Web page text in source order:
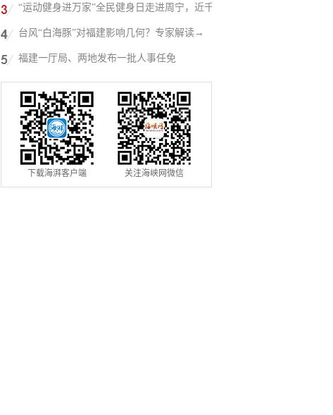
“运动健身进万家”全民健身日走进周宁，近千
人徒步云端
台风“白海豚”对福建影响几何？专家解读→
福建一厅局、两地发布一批人事任免
下载海湃客户端 关注海峡网微信